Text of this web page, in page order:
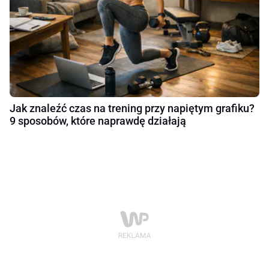
Jak znaleźć czas na trening przy napiętym grafiku?
9 sposobów, które naprawdę działają